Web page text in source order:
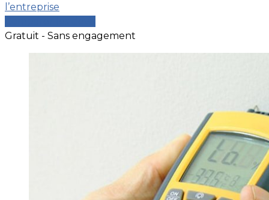
l’entreprise
Gratuit - Sans engagement